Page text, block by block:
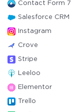
Contact Form 7
Salesforce CRM
Instagram
Crove
Stripe
Leeloo
Elementor
Trello